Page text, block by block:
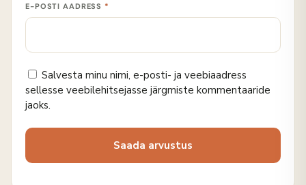
E-POSTI AADRESS *
Salvesta minu nimi, e-posti- ja veebiaadress
sellesse veebilehitsejasse järgmiste kommentaaride
jaoks.